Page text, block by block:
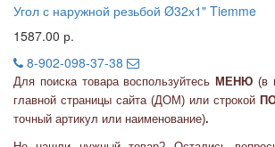
Угол с наружной резьбой Ø32х1" Tiemme
1587.00 р.
8-902-098-37-38
Для поиска товара воспользуйтесь МЕНЮ (в
главной страницы сайта (ДОМ) или строкой
точный артикул или наименование).